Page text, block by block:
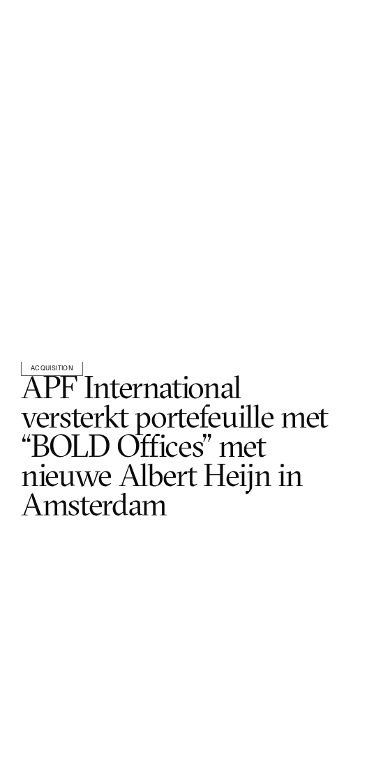
ACQUISITION
APF International
versterkt portefeuille met
“BOLD Offices” met
nieuwe Albert Heijn in
Amsterdam